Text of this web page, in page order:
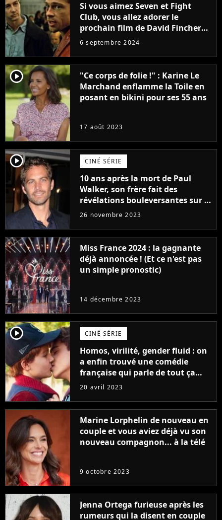
Si vous aimez Seven et Fight
Club, vous allez adorer le
prochain film de David Fincher
avec lequel il se réinvente
complètement
6 septembre 2024
player2
"Ce corps de folie !" : Karine Le
Marchand enflamme la Toile en
posant en bikini pour ses 55 ans
17 août 2023
player2 CINÉ SÉRIE
10 ans après la mort de Paul
Walker, son frère fait des
révélations bouleversantes sur la
réaction des acteurs de Fast and
26 novembre 2023
Miss France 2024 : la gagnante
déjà annoncée ! (Et ce n'est pas
un simple pronostic)
14 décembre 2023
player2 CINÉ SÉRIE
Homos, virilité, gender fluid : on
a enfin trouvé une comédie
française qui parle de tout ça
sans être super ringarde
20 avril 2023
Marine Lorphelin de nouveau en
couple et vous aviez déjà vu son
nouveau compagnon... à la télé
9 octobre 2023
Jenna Ortega furieuse après les
rumeurs qui la disent en couple